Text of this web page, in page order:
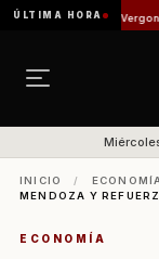
ÚLTIMA HORA
de Pesca Vergonzosa
INICIO /
MENDOZA Y
ECONOMÍA